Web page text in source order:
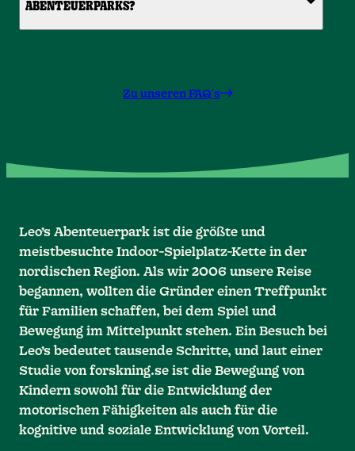
ABENTEUERPARKS?
Zu unseren FAQ´s
Leo’s Abenteuerpark ist die größte und
meistbesuchte Indoor-Spielplatz-Kette in der
nordischen Region. Als wir 2006 unsere Reise
begannen, wollten die Gründer einen Treffpunkt
für Familien schaffen, bei dem Spiel und
Bewegung im Mittelpunkt stehen. Ein Besuch bei
Leo’s bedeutet tausende Schritte, und laut einer
Studie von forskning.se ist die Bewegung von
Kindern sowohl für die Entwicklung der
motorischen Fähigkeiten als auch für die
kognitive und soziale Entwicklung von Vorteil.